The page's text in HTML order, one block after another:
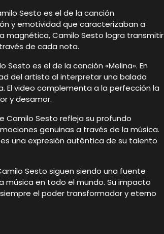
Sesto es el de la canción
y emotividad que caracterizaban a
magnética, Camilo Sesto logra transmitir
de cada nota.
es el de la canción «Melina». En
del artista al interpretar una balada
El video complementa a la perfección la
y desamor.
Camilo Sesto refleja su profundo
genuinas a través de la música.
una expresión auténtica de su talento
Sesto siguen siendo una fuente
en todo el mundo. Su impacto
el poder transformador y eterno